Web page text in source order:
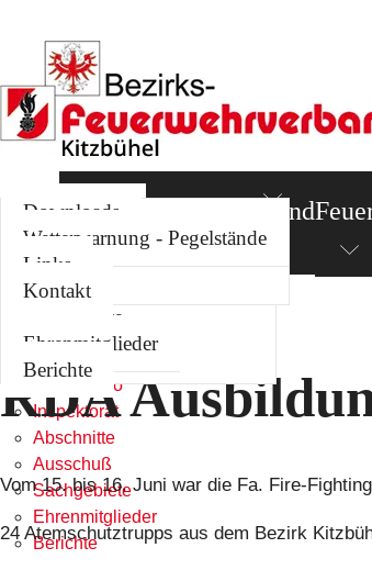
News Termine Bezirksverband
Kommando
Inspektorat
Abschnitte
Ausschuß
Sachgebiete
Ehrenmitglieder
Berichte
Berichte
Standorte
Links
Downloads
Wetterwarnung - Pegelstände
Links
Kontakt
Termine
Bezirksverband
Kommando
Inspektorat
Abschnitte
Ausschuß
Sachgebiete
Ehrenmitglieder
Berichte
Sie befinden sich hier:
RDA
Vom 15. bis 16. Juni war die Fa. Fire-
24 Atemschutztrupps aus dem Bezirk